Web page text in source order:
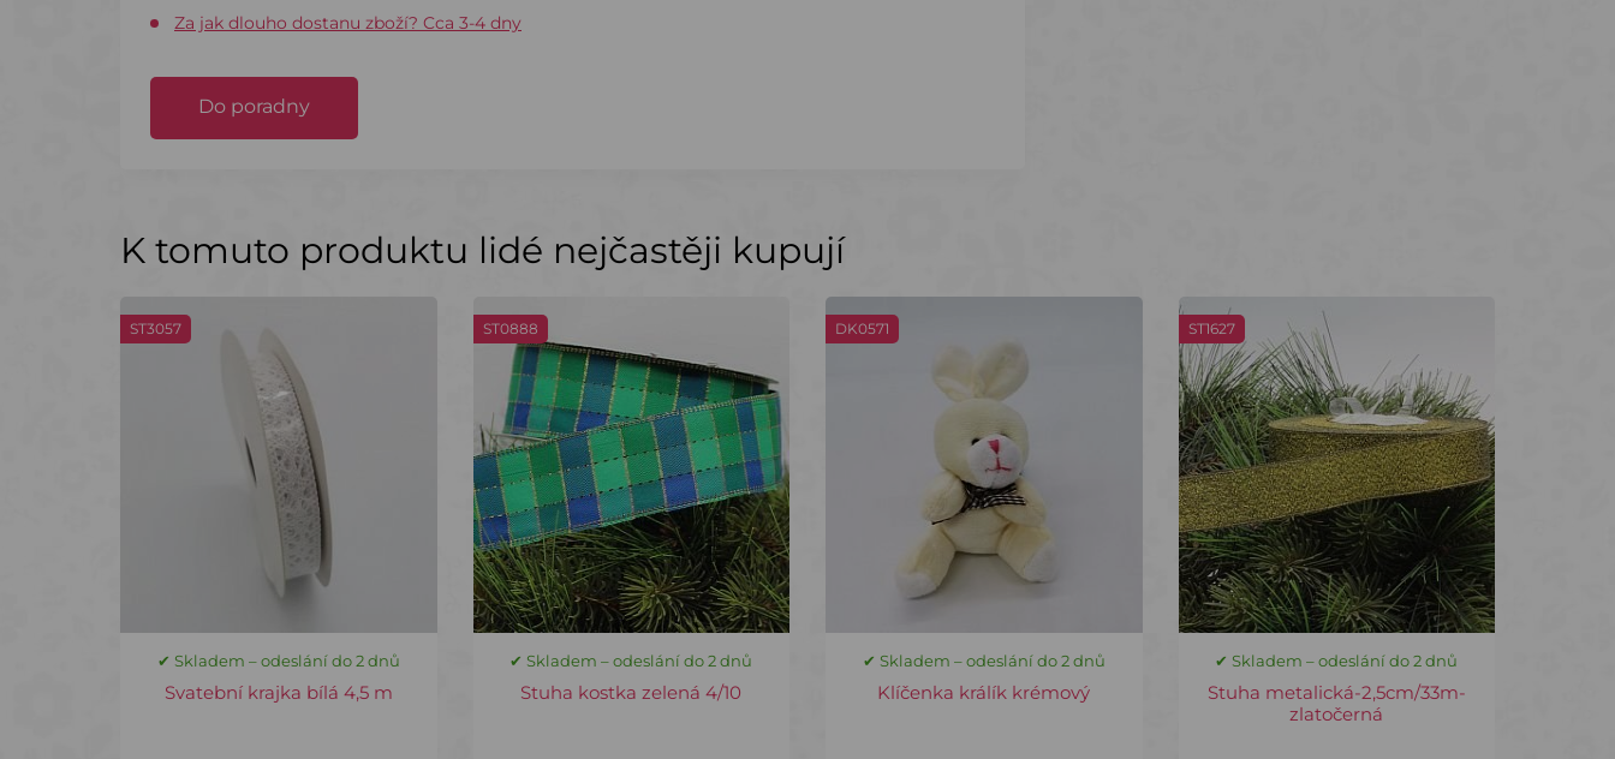
Za jak dlouho dostanu zboží? Cca 3-4 dny
Do poradny
K tomuto produktu lidé nejčastěji kupují
ST3057
✔ Skladem – odeslání do 2 dnů
Svatební krajka bílá 4,5 m
ST0888
✔ Skladem – odeslání do 2 dnů
Stuha kostka zelená 4/10
DK0571
✔ Skladem – odeslání do 2 dnů
Klíčenka králík krémový
ST1627
✔ Skladem – odeslání do 2 dnů
Stuha metalická-2,5cm/33m-
zlatočerná